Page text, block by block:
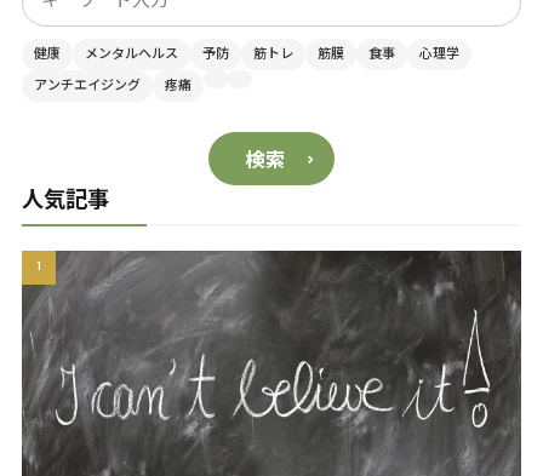
健康 メンタルヘルス 予防 筋トレ 筋膜 食事 心理学
アンチエイジング 疼痛
検索
人気記事